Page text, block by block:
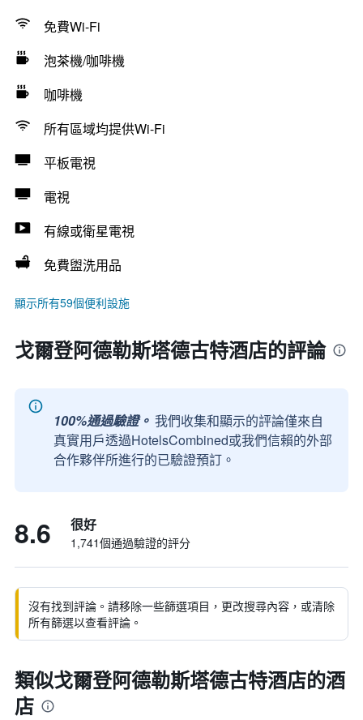
免費Wi-Fi
泡茶機/咖啡機
咖啡機
所有區域均提供Wi-Fi
平板電視
電視
有線或衛星電視
免費盥洗用品
顯示所有59個便利設施
戈爾登阿德勒斯塔德古特酒店的評論
100%通過驗證。 我們收集和顯示的評論僅來自
真實用戶透過HotelsCombined或我們信賴的外部
合作夥伴所進行的已驗證預訂。
8.6 很好
1,741個通過驗證的評分
沒有找到評論。請移除一些篩選項目，更改搜尋內容，或清除
所有篩選以查看評論。
類似戈爾登阿德勒斯塔德古特酒店的酒
店